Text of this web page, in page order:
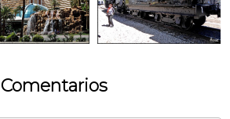
Comentarios